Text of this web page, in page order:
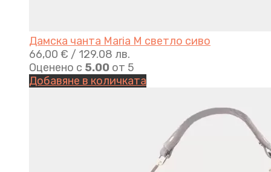
Дамска чанта Maria M светло сиво
66,00 € / 129.08 лв.
Оценено с 5.00 от 5
Добавяне в количката